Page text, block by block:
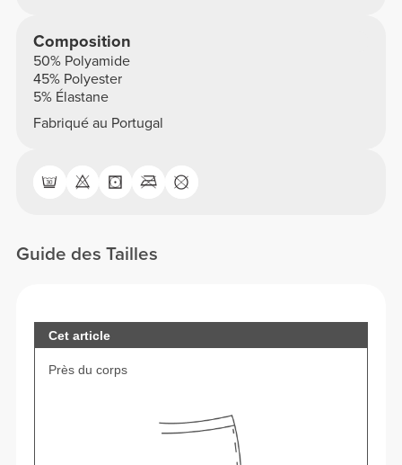
Composition
50% Polyamide
45% Polyester
5% Élastane
Fabriqué au Portugal
Guide des Tailles
Cet article
Près du corps